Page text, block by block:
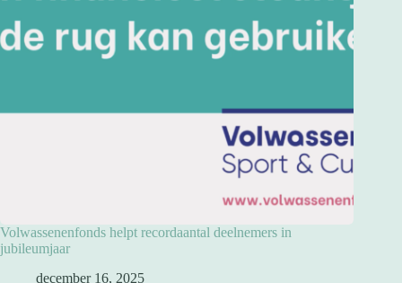
Volwassenenfonds helpt recordaantal deelnemers in
jubileumjaar
december 16, 2025